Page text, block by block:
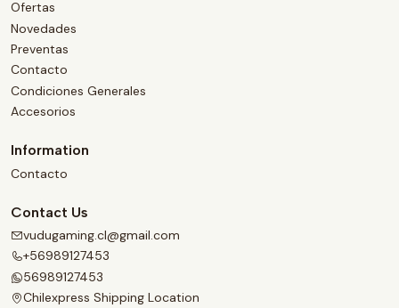
Ofertas
Novedades
Preventas
Contacto
Condiciones Generales
Accesorios
Information
Contacto
Contact Us
vudugaming.cl@gmail.com
+56989127453
56989127453
Chilexpress Shipping Location